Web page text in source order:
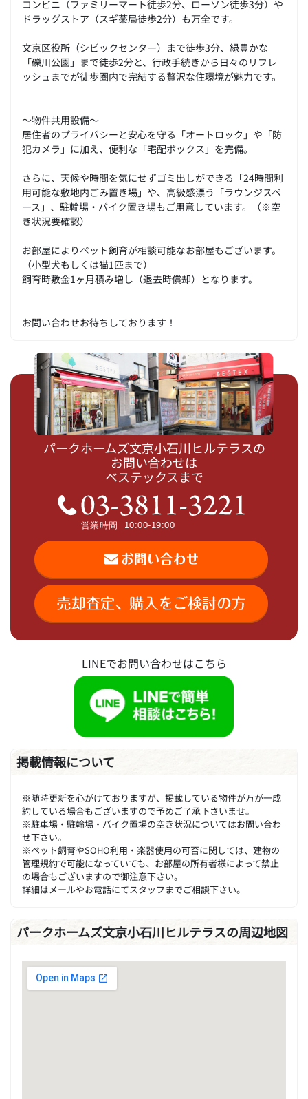
コンビニ（ファミリーマート徒歩2分、ローソン徒歩3分）や
ドラッグストア（スギ薬局徒歩2分）も万全です。
文京区役所（シビックセンター）まで徒歩3分、緑豊かな
「礫川公園」まで徒歩2分と、行政手続きから日々のリフレ
ッシュまでが徒歩圏内で完結する贅沢な住環境が魅力です。
～物件共用設備～
居住者のプライバシーと安心を守る「オートロック」や「防
犯カメラ」に加え、便利な「宅配ボックス」を完備。
さらに、天候や時間を気にせずゴミ出しができる「24時間利
用可能な敷地内ごみ置き場」や、高級感漂う「ラウンジスペ
ース」、駐輪場・バイク置き場もご用意しています。（※空
き状況要確認）
お部屋によりペット飼育が相談可能なお部屋もございます。
（小型犬もしくは猫1匹まで）
飼育時敷金1ヶ月積み増し（退去時償却）となります。
お問い合わせお待ちしております！
パークホームズ文京小石川ヒルテラスの
お問い合わせは
ベステックスまで
LINEでお問い合わせはこちら
掲載情報について
※随時更新を心がけておりますが、掲載している物件が万が一成
約している場合もございますので予めご了承下さいませ。
※駐車場・駐輪場・バイク置場の空き状況についてはお問い合わ
せ下さい。
※ペット飼育やSOHO利用・楽器使用の可否に関しては、建物の
管理規約で可能になっていても、お部屋の所有者様によって禁止
の場合もございますので御注意下さい。
詳細はメールやお電話にてスタッフまでご相談下さい。
パークホームズ文京小石川ヒルテラスの周辺地図